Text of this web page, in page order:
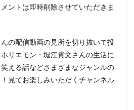
ントは即時削除させていただきま
の配信動画の見所を切り抜いて投
リエモン・堀江貴文さんの生活に
える話などさまざまなジャンルの
見てお楽しみいただくチャンネル